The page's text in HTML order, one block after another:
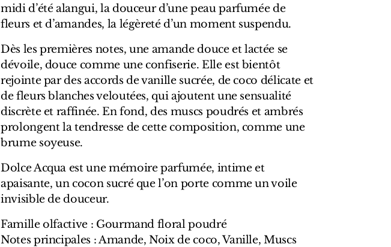
midi d’été alangui, la douceur d’une peau parfumée de
fleurs et d’amandes, la légèreté d’un moment suspendu.
Dès les premières notes, une amande douce et lactée se
dévoile, douce comme une confiserie. Elle est bientôt
rejointe par des accords de vanille sucrée, de coco délicate et
de fleurs blanches veloutées, qui ajoutent une sensualité
discrète et raffinée. En fond, des muscs poudrés et ambrés
prolongent la tendresse de cette composition, comme une
brume soyeuse.
Dolce Acqua est une mémoire parfumée, intime et
apaisante, un cocon sucré que l’on porte comme un voile
invisible de douceur.
Famille olfactive : Gourmand floral poudré
Notes principales : Amande, Noix de coco, Vanille, Muscs